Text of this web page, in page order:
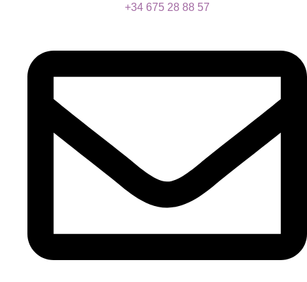
+34 675 28 88 57